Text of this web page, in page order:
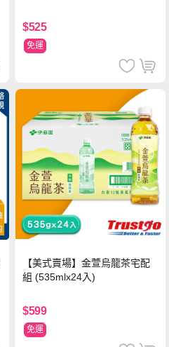
$525
免運
【美式賣場】金萱烏龍茶宅配
組 (535mlx24入)
$599
免運